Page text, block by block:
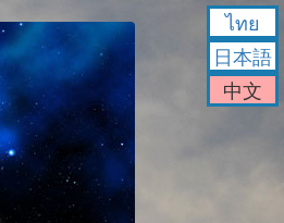
ไทย
日本語
中文